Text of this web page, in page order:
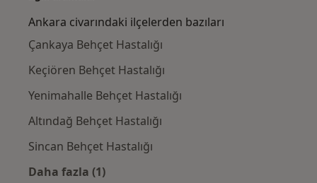
Ankara civarındaki ilçelerden bazıları
Çankaya Behçet Hastalığı
Keçiören Behçet Hastalığı
Yenimahalle Behçet Hastalığı
Altındağ Behçet Hastalığı
Sincan Behçet Hastalığı
Daha fazla (1)